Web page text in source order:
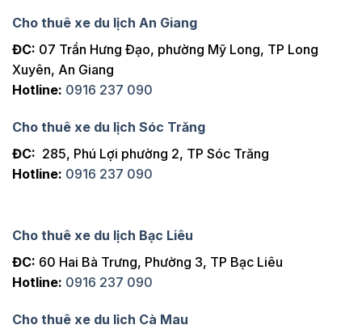
Cho thuê xe du lịch An Giang
ĐC: 07 Trần Hưng Đạo, phường Mỹ Long, TP Long
Xuyên, An Giang
Hotline: 0916 237 090
Cho thuê xe du lịch Sóc Trăng
ĐC: 285, Phú Lợi phường 2, TP Sóc Trăng
Hotline: 0916 237 090
Cho thuê xe du lịch Bạc Liêu
ĐC: 60 Hai Bà Trưng, Phường 3, TP Bạc Liêu
Hotline: 0916 237 090
Cho thuê xe du lịch Cà Mau